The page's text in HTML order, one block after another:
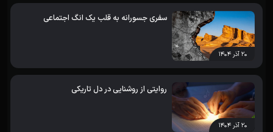
۲۰ آذر ۱۴۰۴
سفری جسورانه به قلب یک انگ اجتماعی
۲۰ آذر ۱۴۰۴
روایتی از روشنایی در دل تاریکی